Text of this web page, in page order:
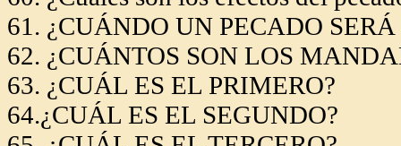
61. ¿CUÁNDO UN PECADO
62. ¿CUÁNTOS SON LOS
63. ¿CUÁL ES EL PRIMERO?
64.¿CUÁL ES EL SEGUNDO?